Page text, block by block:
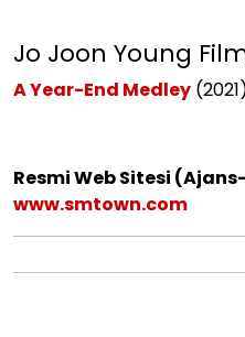
Jo Joon Young
A Year-End Medley
Resmi Web Sitesi
www.smtown.com